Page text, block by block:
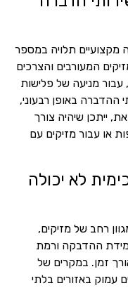
מקצועיים תלויה במספר
המעורבים והצרכים
מניעה של פלישות
ההדברה באופן רבעוני,
ייתכן שיהיה צורך
או עבור מזיקים עם
לא יכולה
רחב של מזיקים,
מידת ההדבקה ורמת
זמן. במקרים של
עמוק באזורים בלתי